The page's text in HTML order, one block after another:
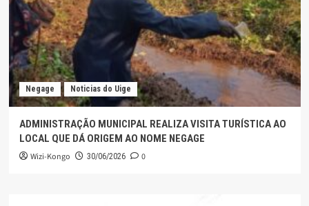
Negage Noticias do Uige
ADMINISTRAÇÃO MUNICIPAL REALIZA VISITA TURÍSTICA AO
LOCAL QUE DÁ ORIGEM AO NOME NEGAGE
Wizi-Kongo 30/06/2026 0